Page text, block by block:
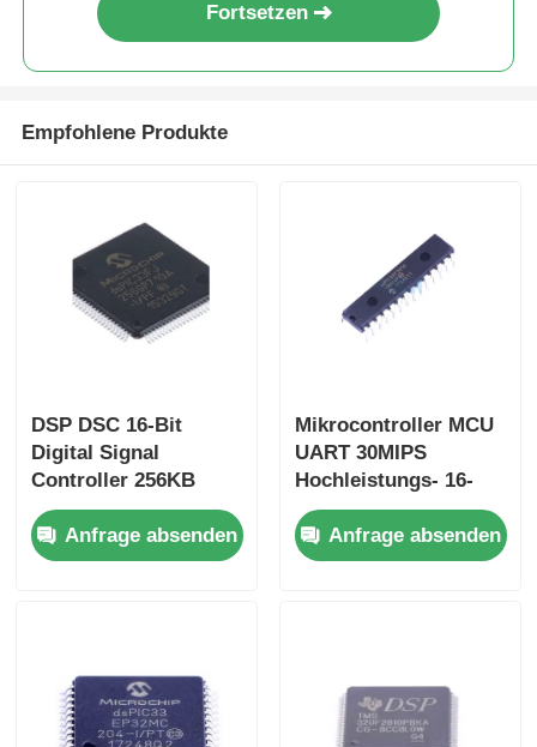
Fortsetzen
Empfohlene Produkte
DSP DSC 16-Bit
Digital Signal
Controller 256KB
Flash und 30KB
SRAM mit
fortschrittlichen
Anfrage absenden
Mikrocontroller MCU
UART 30MIPS
Hochleistungs- 16-
Bit-Digitalsignal-
Controller-Chip
DSPIC30F2010-30I/SP
Anfrage absenden